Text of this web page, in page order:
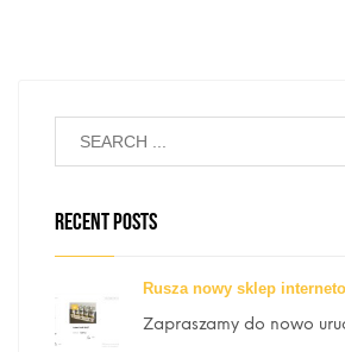
RECENT POSTS
Rusza nowy sklep
Zapraszamy do nowo